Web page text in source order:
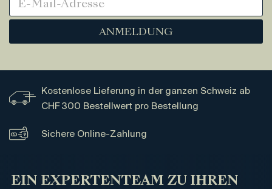
ANMELDUNG
Kostenlose Lieferung in der ganzen Schweiz ab
CHF 300 Bestellwert pro Bestellung
Sichere Online-Zahlung
EIN EXPERTENTEAM ZU IHREN